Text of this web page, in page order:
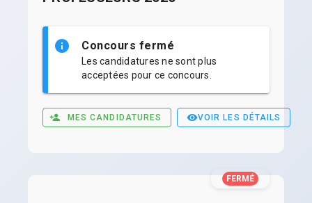
Concours fermé
Les candidatures ne sont plus
acceptées pour ce concours.
MES CANDIDATURES VOIR LES DÉTAILS
FERMÉ